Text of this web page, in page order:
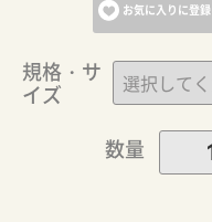
お気に入りに登録
規格・サ
イズ
数量